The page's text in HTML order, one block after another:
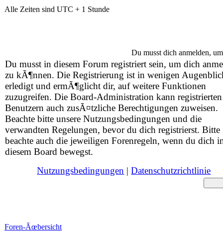
Alle Zeiten sind UTC + 1 Stunde
Du musst dich anmelden,
Du musst in diesem Forum registriert sein, um dich
zu kÃ¶nnen. Die Registrierung ist in wenigen
erledigt und ermÃ¶glicht dir, auf weitere Funktionen
zuzugreifen. Die Board-Administration kann registrierten
Benutzern auch zusÃ¤tzliche Berechtigungen zuweisen.
Beachte bitte unsere Nutzungsbedingungen und die
verwandten Regelungen, bevor du dich registrierst. Bitte
beachte auch die jeweiligen Forenregeln, wenn du dich
diesem Board bewegst.
Nutzungsbedingungen |Datenschutzrichtlinie
Foren-Ãœbersicht